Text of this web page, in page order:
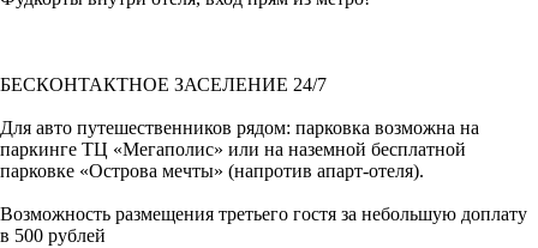
БЕСКОНТАКТНОЕ ЗАСЕЛЕНИЕ 24/7
Для авто путешественников рядом: парковка возможна на
паркинге ТЦ «Мегаполис» или на наземной бесплатной
парковке «Острова мечты» (напротив апарт-отеля).
Возможность размещения третьего гостя за небольшую доплату
в 500 рублей